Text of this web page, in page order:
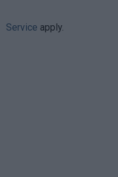
Service apply.